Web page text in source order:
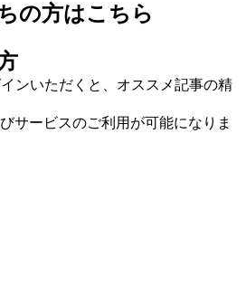
の方はこちら
ンいただくと、オススメ記事の精
サービスのご利用が可能になりま